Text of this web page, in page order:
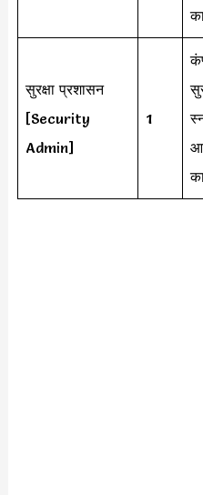
सुरक्षा प्रशासन
[Security
Admin]
1